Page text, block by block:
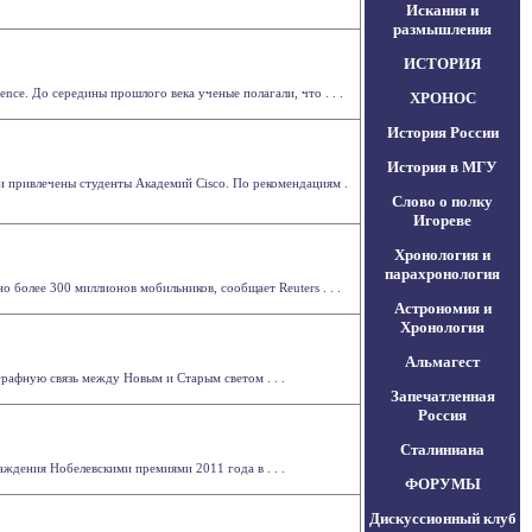
До середины прошлого века ученые полагали, что . . .
студенты Академий Cisco. По рекомендациям .
300 миллионов мобильников, сообщает Reuters . . .
связь между Новым и Старым светом . . .
Нобелевскими премиями 2011 года в . . .
Искания и
размышления
ИСТОРИЯ
ХРОНОС
История России
История в МГУ
Слово о полку
Игореве
Хронология и
парахронология
Астрономия и
Хронология
Альмагест
Запечатленная
Россия
Сталиниана
ФОРУМЫ
Дискуссионный клуб